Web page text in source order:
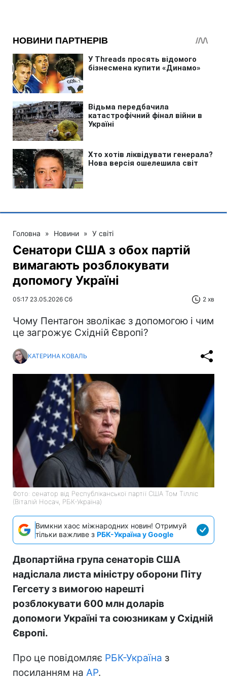
Головна » Новини » У світі
Сенатори США з обох партій
вимагають розблокувати
допомогу Україні
05:17 23.05.2026 Сб 2 хв
Чому Пентагон зволікає з допомогою і чим
це загрожує Східній Європі?
КАТЕРИНА КОВАЛЬ
Фото: сенатор від Республіканської партії США Том Тілліс
(Віталій Носач, РБК-Україна)
Вимкни хаос міжнародних новин! Отримуй
тільки важливе з РБК-Україна у Google
Двопартійна група сенаторів США
надіслала листа міністру оборони Піту
Гегсету з вимогою нарешті
розблокувати 600 млн доларів
допомоги Україні та союзникам у Східній
Європі.
Про це повідомляє РБК-Україна з
посиланням на AP.